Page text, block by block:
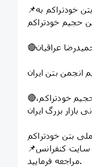
📌سخنرانی کلیدی با محوریت کاربردهای بتن خودتراکم به
حجیم خودتراکم
عراقیان
انجمن بتن ایران
🔴موضوع سخنرانی: مطالعات حرارتی بتن حجیم خودتراکم،
بازار بزرگ ایران
بتن خودتراکم
📌جهت کسب اطلاعات بیشتر و ثبت نام به سایت کنفرانس
مراجعه فرمایید.